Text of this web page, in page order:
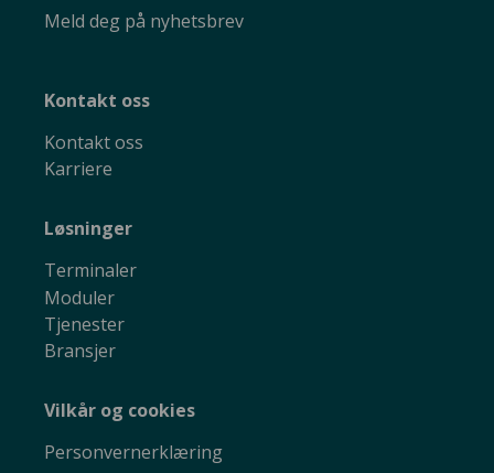
Meld deg på nyhetsbrev
Kontakt oss
Kontakt oss
Karriere
Løsninger
Terminaler
Moduler
Tjenester
Bransjer
Vilkår og cookies
Personvernerklæring